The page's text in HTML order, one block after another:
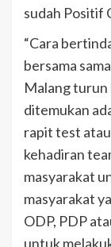
sudah Positif
“Cara
bersama
Malang turun
ditemukan
rapit test
kehadiran
masyarakat
masyarakat
ODP, PDP
untuk